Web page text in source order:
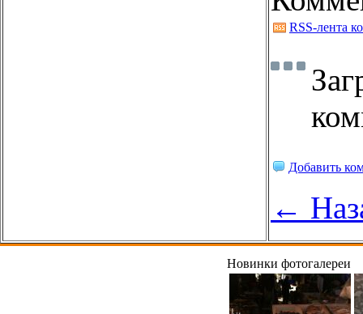
RSS-лента
Добавить
←
Новинки фотогалереи